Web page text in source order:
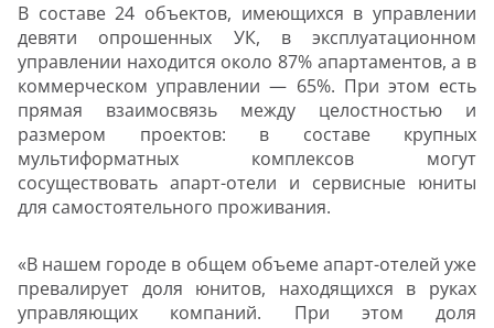
В составе 24 объектов, имеющихся в управлении
девяти опрошенных УК, в эксплуатационном
управлении находится около 87% апартаментов, а в
коммерческом управлении — 65%. При этом есть
прямая взаимосвязь между целостностью и
размером проектов: в составе крупных
мультиформатных комплексов могут
сосуществовать апарт-отели и сервисные юниты
для самостоятельного проживания.
«В нашем городе в общем объеме апарт-отелей уже
превалирует доля юнитов, находящихся в руках
управляющих компаний. При этом доля